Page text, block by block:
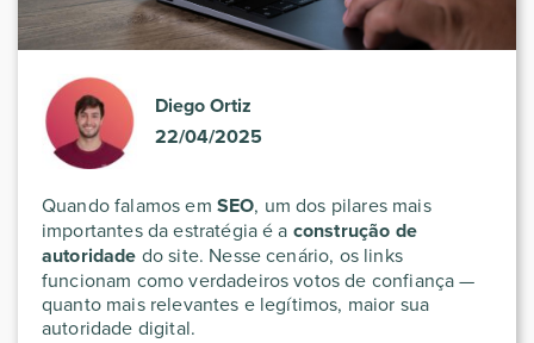
Diego Ortiz
22/04/2025
Quando falamos em SEO, um dos pilares mais
importantes da estratégia é a construção de
autoridade do site. Nesse cenário, os links
funcionam como verdadeiros votos de confiança —
quanto mais relevantes e legítimos, maior sua
autoridade digital.